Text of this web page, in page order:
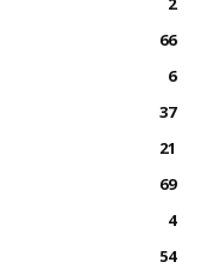
66
6
37
21
69
4
54